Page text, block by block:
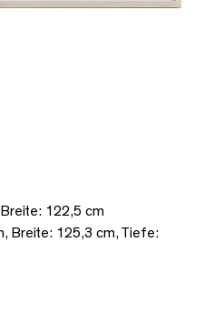
122,5 cm
Breite: 125,3 cm, Tiefe: